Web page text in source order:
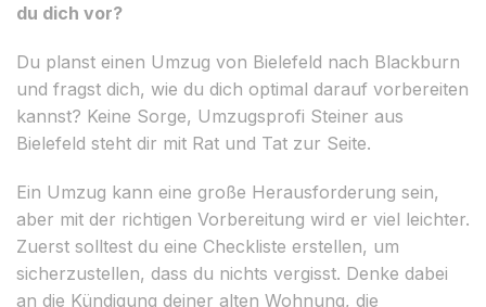
du dich vor?
Du planst einen Umzug von Bielefeld nach Blackburn
und fragst dich, wie du dich optimal darauf vorbereiten
kannst? Keine Sorge, Umzugsprofi Steiner aus
Bielefeld steht dir mit Rat und Tat zur Seite.
Ein Umzug kann eine große Herausforderung sein,
aber mit der richtigen Vorbereitung wird er viel leichter.
Zuerst solltest du eine Checkliste erstellen, um
sicherzustellen, dass du nichts vergisst. Denke dabei
an die Kündigung deiner alten Wohnung, die